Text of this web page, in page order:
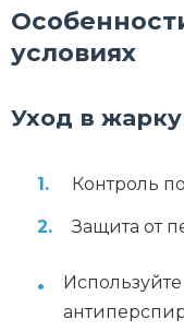
условиях
Уход в
Контроль
Защита от